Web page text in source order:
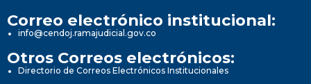
Correo electrónico institucional:
info@cendoj.ramajudicial.gov.co
Otros Correos electrónicos:
Directorio de Correos Electrónicos Institucionales